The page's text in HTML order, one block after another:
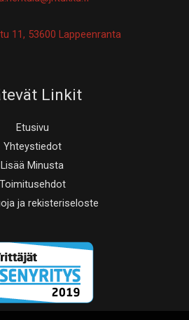
11, 53600 Lappeenranta
Linkit
Etusivu
Yhteystiedot
Lisää Minusta
Toimitusehdot
ja rekisteriseloste